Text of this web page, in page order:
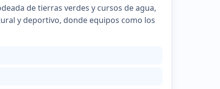
de tierras verdes y cursos de agua,
y deportivo, donde equipos como los